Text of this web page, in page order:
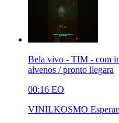
Bela vivo - TIM - com
alvenos / pronto llegara
00:16 EO
VINILKOSMO